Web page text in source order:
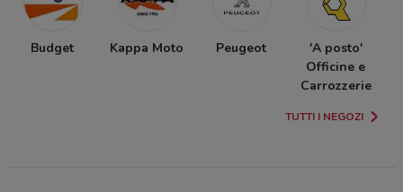
Budget Kappa Moto Peugeot
'A posto'
Officine e
Carrozzerie
TUTTI I NEGOZI